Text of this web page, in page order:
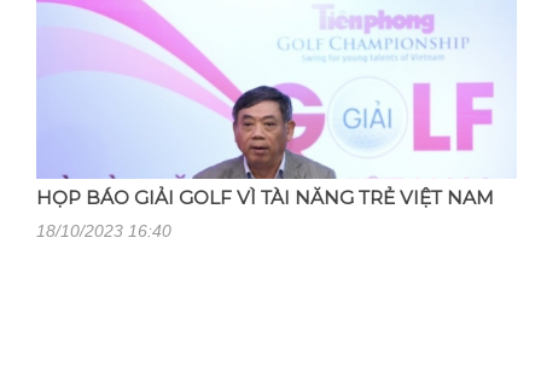
HỌP BÁO GIẢI GOLF VÌ TÀI NĂNG TRẺ VIỆT NAM
18/10/2023 16:40